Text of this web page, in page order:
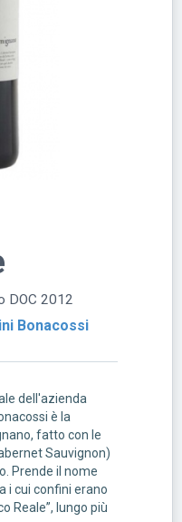
DOC 2012
Bonacossi
dell'azienda
è la
fatto con le
Sauvignon)
Prende il nome
i cui confini erano
Reale”, lungo più